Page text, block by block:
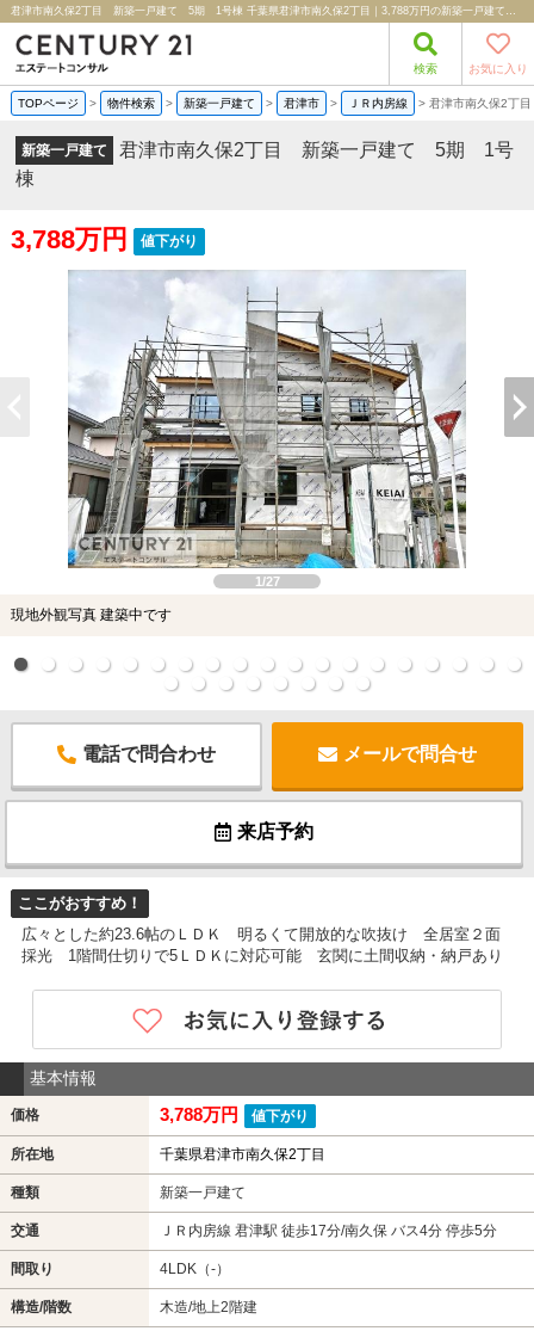
君津市南久保2丁目 新築一戸建て 5期 1号棟 千葉県君津市南久保2丁目｜3,788万円の新築一戸建て｜分譲住宅や新築物件｜株式会社エステートコンサル
検索 お気に入り
TOPページ > 物件検索 > 新築一戸建て > 君津市 > ＪＲ内房線 > 君津市南久保2丁
新築一戸建て
君津市南久保2丁目 新築一戸建て 5期 1号
棟
3,788万円 値下がり
1/27
現地外観写真 建築中です
電話で問合わせ メールで問合せ
来店予約
ここがおすすめ！
広々とした約23.6帖のＬＤＫ 明るくて開放的な吹抜け 全居室２面
採光 1階間仕切りで5ＬＤＫに対応可能 玄関に土間収納・納戸あり
基本情報
価格 3,788万円 値下がり
所在地 千葉県君津市南久保2丁目
種類 新築一戸建て
交通 ＪＲ内房線 君津駅 徒歩17分/南久保 バス4分 停歩5分
間取り 4LDK（-）
構造/階数 木造/地上2階建